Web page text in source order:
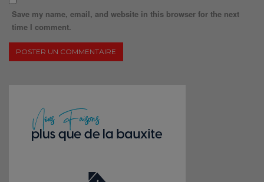
Save my name, email, and website in this browser for the next
time I comment.